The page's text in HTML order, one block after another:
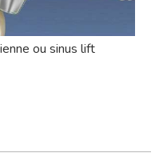
ou sinus lift